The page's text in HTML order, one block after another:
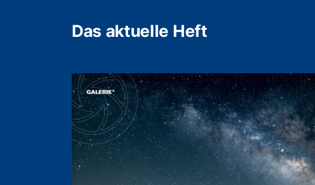
Das aktuelle Heft